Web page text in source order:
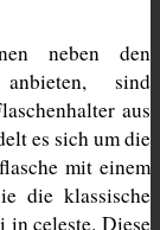
neben den
sind
aus
es sich um die
mit einem
die klassische
in celeste. Diese